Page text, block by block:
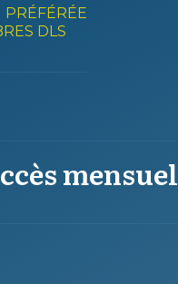
DLS
mensuel